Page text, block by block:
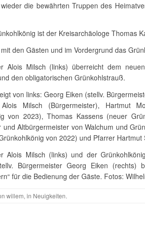
die bewährten Truppen des
ist der Kreisarchäologe Thomas
den Gästen und im Vordergrund das
Alois Milsch (links) überreicht dem
den obligatorischen Grünkohlstrauß.
von links: Georg Eiken (stellv.
Milsch (Bürgermeister), Hartmut
von 2023), Thomas Kassens (neuer
und Altbürgermeister von Walchum und
von 2022) und Pfarrer
Alois Milsch (links) und der
Bürgermeister Georg Eiken (rechts)
für die Bedienung der Gäste. Fotos:
willem, in Neuigkeiten.